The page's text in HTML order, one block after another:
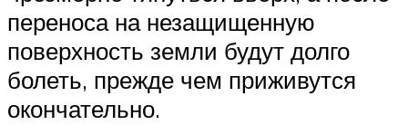
переноса на незащищенную
поверхность земли будут долго
болеть, прежде чем приживутся
окончательно.